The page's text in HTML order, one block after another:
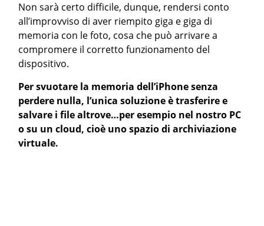
Non sarà certo difficile, dunque, rendersi conto
all’improvviso di aver riempito giga e giga di
memoria con le foto, cosa che può arrivare a
compromere il corretto funzionamento del
dispositivo.
Per svuotare la memoria dell’iPhone senza
perdere nulla, l’unica soluzione è trasferire e
salvare i file altrove…per esempio nel nostro PC
o su un cloud, cioè uno spazio di archiviazione
virtuale.